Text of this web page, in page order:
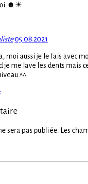
toi ☻︎☀︎︎
05.08.2021
moi aussi je le fais avec
je me lave les dents mais
^^
sera pas publiée.
Les